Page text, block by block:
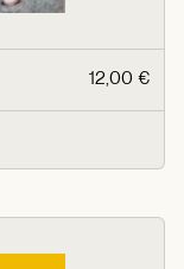
12,00 €